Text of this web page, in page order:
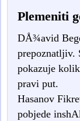
Plemeniti
DÅ¾avid
prepoznatljiv.
pokazuje
pravi put.
Hasanov
pobjede